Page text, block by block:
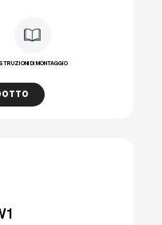
ISTRUZIONI DI MONTAGGIO